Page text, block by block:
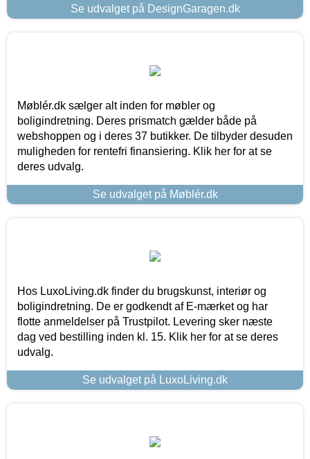
Se udvalget på DesignGaragen.dk
Møblér.dk sælger alt inden for møbler og
boligindretning. Deres prismatch gælder både på
webshoppen og i deres 37 butikker. De tilbyder desuden
muligheden for rentefri finansiering. Klik her for at se
deres udvalg.
Se udvalget på Møblér.dk
Hos LuxoLiving.dk finder du brugskunst, interiør og
boligindretning. De er godkendt af E-mærket og har
flotte anmeldelser på Trustpilot. Levering sker næste
dag ved bestilling inden kl. 15. Klik her for at se deres
udvalg.
Se udvalget på LuxoLiving.dk